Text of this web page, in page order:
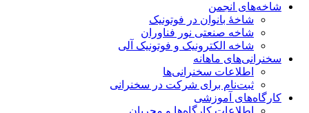
شاخه‌های انجمن
شاخۀ بانوان در فوتونیک
شاخه صنعتی نور فناوران
شاخه‌ الکترونیک و فوتونیک آلی
سخنرانی‌های ماهانه
اطلاعات سخنرانی‌‌ها
ثبت‌نام برای شرکت در سخنرانی
کارگاه‌های آموزشی
اطلاعات کارگاه‌ها و مجریان